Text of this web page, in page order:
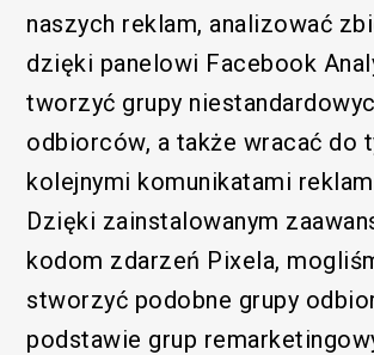
naszych reklam, analizować
dzięki panelowi Facebook
tworzyć grupy
odbiorców, a także wracać do
kolejnymi komunikatami
Dzięki zainstalowanym
kodom zdarzeń Pixela,
stworzyć podobne grupy
podstawie grup